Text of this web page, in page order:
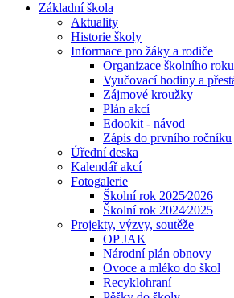
Základní škola
Aktuality
Historie školy
Informace pro žáky a rodiče
Organizace školního roku
Vyučovací hodiny a
Zájmové kroužky
Plán akcí
Edookit - návod
Zápis do prvního ročníku
Úřední deska
Kalendář akcí
Fotogalerie
Školní rok 2025⁄2026
Školní rok 2024⁄2025
Projekty, výzvy, soutěže
OP JAK
Národní plán obnovy
Ovoce a mléko do škol
Recyklohraní